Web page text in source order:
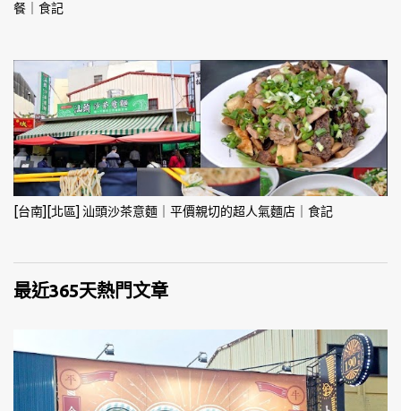
餐｜食記
[台南][北區] 汕頭沙茶意麵｜平價親切的超人氣麵店｜食記
最近365天熱門文章